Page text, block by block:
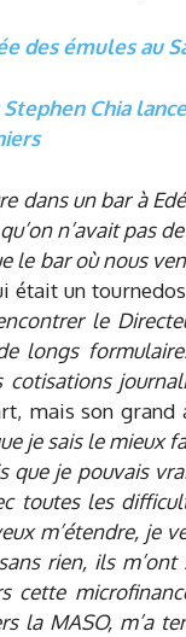
des émules au
Chia
dans un bar à
n’avait pas
le bar où nous
était un
le
longs
mais son grand
je sais le mieux
que je pouvais
toutes les
m’étendre, je
rien, ils
cette
la MASO, m’a